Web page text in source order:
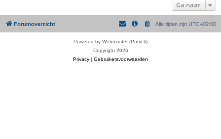
Ga naar
Forumoverzicht Alle tijden zijn UTC+02:00
Powered by Webmaster (Patrick)
Copyright 2026
Privacy | Gebruikersvoorwaarden